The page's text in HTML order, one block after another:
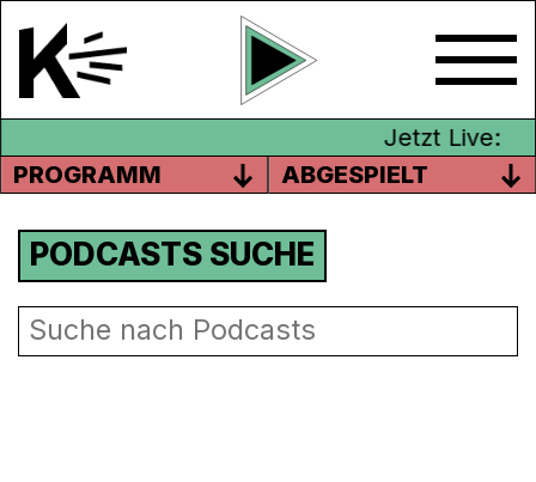
Jetzt Live:
PROGRAMM
ABGESPIELT
PODCASTS SUCHE